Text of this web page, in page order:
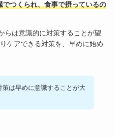
でつくられ、食事で摂っているの
らは意識的に対策することが望
ケアできる対策を、早めに始め
策は早めに意識することが大